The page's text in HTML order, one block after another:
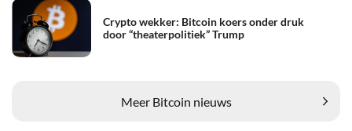
Crypto wekker: Bitcoin koers onder druk
door “theaterpolitiek” Trump
Meer Bitcoin nieuws